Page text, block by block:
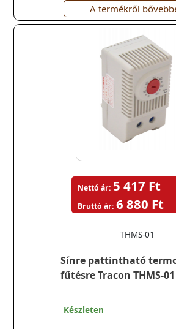
A termékről
Sínre pattintható
fűtésre Tracon THMS-01
THMS-01
Nettó ár: 5 417 Ft
Bruttó ár: 6 880 Ft
Készleten